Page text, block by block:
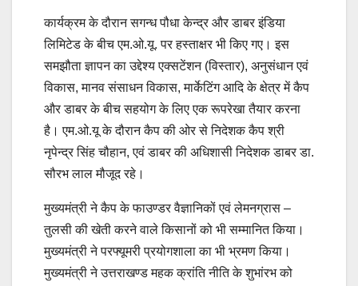
कार्यक्रम के दौरान सगन्ध पौधा केन्द्र और डाबर इंडिया
लिमिटेड के बीच एम.ओ.यू. पर हस्ताक्षर भी किए गए। इस
समझौता ज्ञापन का उद्देश्य एक्सटेंशन (विस्तार), अनुसंधान एवं
विकास, मानव संसाधन विकास, मार्केटिंग आदि के क्षेत्र में कैप
और डाबर के बीच सहयोग के लिए एक रूपरेखा तैयार करना
है। एम.ओ.यू के दौरान कैप की ओर से निदेशक कैप श्री
नृपेन्द्र सिंह चौहान, एवं डाबर की अधिशासी निदेशक डाबर डा.
सौरभ लाल मौजूद रहे।
मुख्यमंत्री ने कैप के फाउण्डर वैज्ञानिकों एवं लेमनग्रास –
तुलसी की खेती करने वाले किसानों को भी सम्मानित किया।
मुख्यमंत्री ने परफ्यूमरी प्रयोगशाला का भी भ्रमण किया।
मुख्यमंत्री ने उत्तराखण्ड महक क्रांति नीति के शुभांरभ को